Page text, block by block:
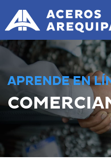
APRENDE EN